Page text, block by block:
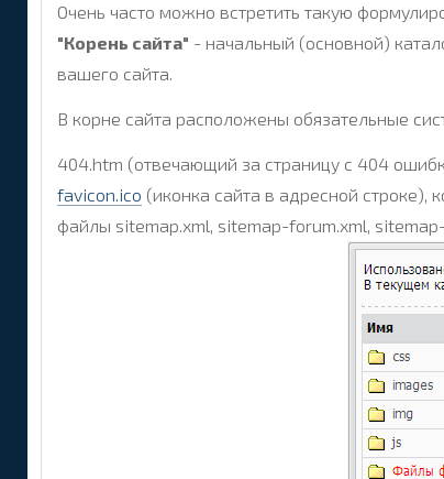
Очень часто можно встретить такую
"Корень сайта" - начальный (основной)
вашего сайта.
В корне сайта расположены обязательные
404.htm (отвечающий за страницу с 404
favicon.ico (иконка сайта в адресной строке),
файлы sitemap.xml, sitemap-forum.xml,